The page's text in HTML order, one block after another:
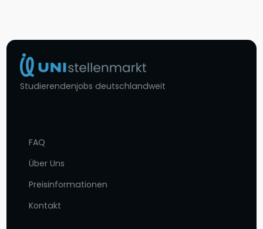
Studierendenjobs deutschlandweit
FAQ
Über Uns
Preisinformationen
Kontakt